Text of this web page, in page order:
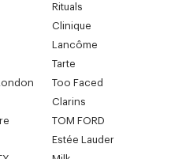
Rituals
Clinique
Lancôme
Tarte
Too Faced
Clarins
TOM FORD
Estée Lauder